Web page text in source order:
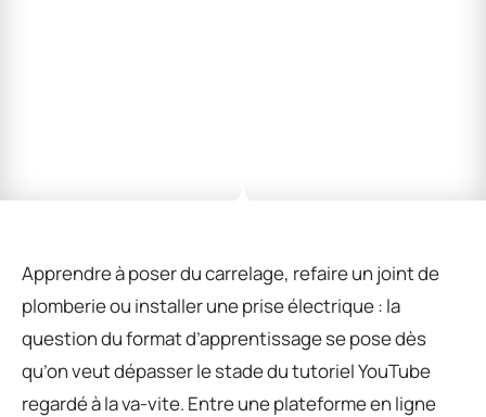
Apprendre à poser du carrelage, refaire un joint de
plomberie ou installer une prise électrique : la
question du format d’apprentissage se pose dès
qu’on veut dépasser le stade du tutoriel YouTube
regardé à la va-vite. Entre une plateforme en ligne